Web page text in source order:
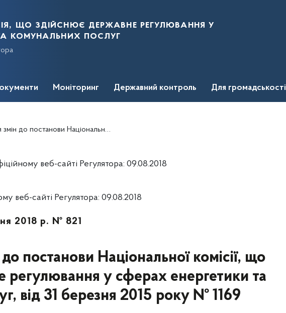
що здійснює державне регулювання у
комунальних послуг
Моніторинг Державний контроль Для громадськості
що здійснює державне регулювання у сферах енергетики та комунальних послуг, від 31 березня 2015 року № 1169
веб-сайті Регулятора: 09.08.2018
веб-сайті Регулятора: 09.08.2018
2018 р. № 821
постанови Національної комісії, що
регулювання у сферах енергетики та
від 31 березня 2015 року № 1169